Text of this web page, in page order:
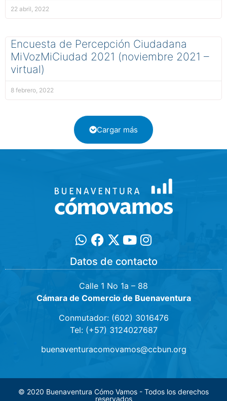
22 abril, 2022
Encuesta de Percepción Ciudadana
MiVozMiCiudad 2021 (noviembre 2021 –
virtual)
8 febrero, 2022
Cargar más
Datos de contacto
Calle 1 No 1a – 88
Cámara de Comercio de Buenaventura
Conmutador: (602) 3016476
Tel: (+57) 3124027687
buenaventuracomovamos@ccbun.org
© 2020 Buenaventura Cómo Vamos - Todos los derechos
reservados